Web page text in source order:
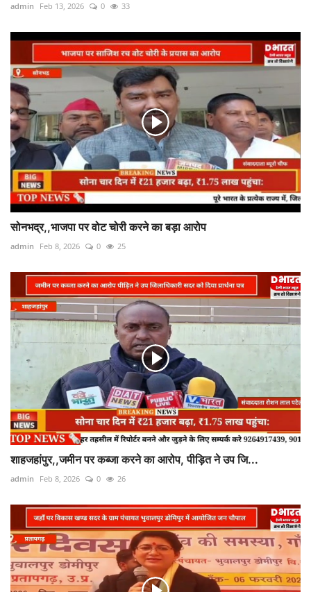
admin Feb 13, 2026 0 33
सोनभद्र,,भाजपा पर वोट चोरी करने का बड़ा आरोप
admin Feb 8, 2026 0 25
शाहजहांपुर,,जमीन पर कब्जा करने का आरोप, पीड़ित ने उप जि...
admin Feb 8, 2026 0 26